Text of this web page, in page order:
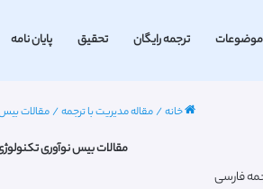
موضوعات ترجمه رایگان تحقیق پایان نامه
خانه/مقاله مدیریت با ترجمه/مقالات
مقالات بیس نوآوری
فارسی